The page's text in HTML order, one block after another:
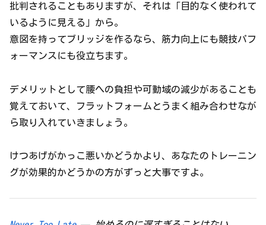
批判されることもありますが、それは「目的なく使われて
いるように見える」から。
意図を持ってブリッジを作るなら、筋力向上にも競技パフ
ォーマンスにも役立ちます。
デメリットとして腰への負担や可動域の減少があることも
覚えておいて、フラットフォームとうまく組み合わせなが
ら取り入れていきましょう。
けつあげがかっこ悪いかどうかより、あなたのトレーニン
グが効果的かどうかの方がずっと大事ですよ。